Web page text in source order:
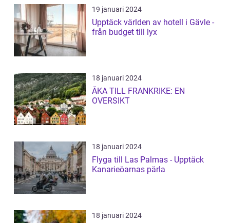
19 januari 2024
Upptäck världen av hotell i Gävle -
från budget till lyx
18 januari 2024
ÅKA TILL FRANKRIKE: EN
OVERSIKT
18 januari 2024
Flyga till Las Palmas - Upptäck
Kanarieöarnas pärla
18 januari 2024